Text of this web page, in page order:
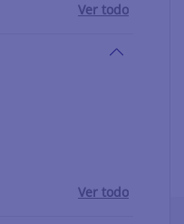
Ver todo
Ver todo